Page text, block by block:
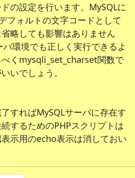
の設定を行います。MySQLに
フォルトの文字コードとして
略しても影響はありません
環境でも正しく実行できるよ
くmysqli_set_charset関数で
いでしょう。
すればMySQLサーバに存在す
するためのPHPスクリプトは
示用のecho表示は消しておい